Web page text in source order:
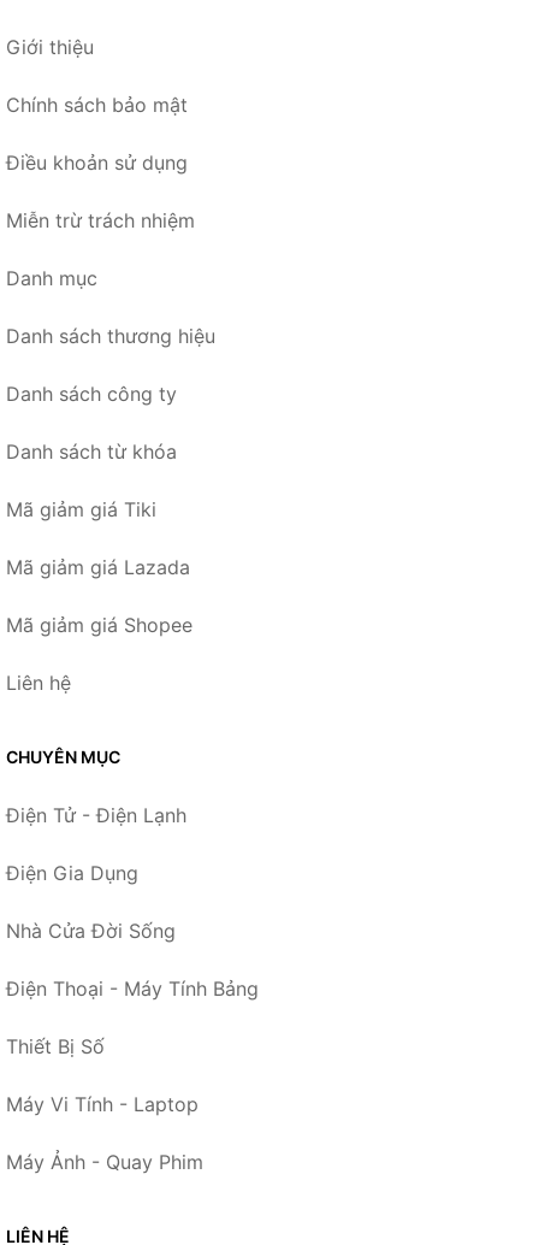
Giới thiệu
Chính sách bảo mật
Điều khoản sử dụng
Miễn trừ trách nhiệm
Danh mục
Danh sách thương hiệu
Danh sách công ty
Danh sách từ khóa
Mã giảm giá Tiki
Mã giảm giá Lazada
Mã giảm giá Shopee
Liên hệ
CHUYÊN MỤC
Điện Tử - Điện Lạnh
Điện Gia Dụng
Nhà Cửa Đời Sống
Điện Thoại - Máy Tính Bảng
Thiết Bị Số
Máy Vi Tính - Laptop
Máy Ảnh - Quay Phim
LIÊN HỆ